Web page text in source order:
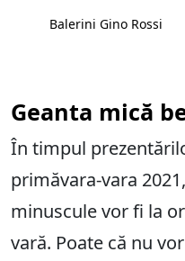
Balerini Gino Rossi
Geanta mică
În timpul
primăvara-vara
minuscule vor fi la
vară. Poate că nu